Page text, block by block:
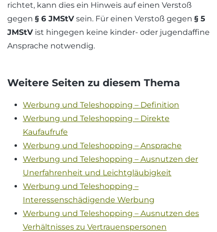
richtet, kann dies ein Hinweis auf einen Verstoß
gegen § 6 JMStV sein. Für einen Verstoß gegen § 5
JMStV ist hingegen keine kinder- oder jugendaffine
Ansprache notwendig.
Weitere Seiten zu diesem Thema
Werbung und Teleshopping – Definition
Werbung und Teleshopping – Direkte
Kaufaufrufe
Werbung und Teleshopping – Ansprache
Werbung und Teleshopping – Ausnutzen der
Unerfahrenheit und Leichtgläubigkeit
Werbung und Teleshopping –
Interessenschädigende Werbung
Werbung und Teleshopping – Ausnutzen des
Verhältnisses zu Vertrauenspersonen